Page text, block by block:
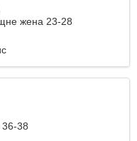
жена 23-28
38